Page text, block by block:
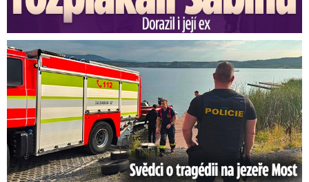
Svědci o tragédii na jezeře Most: Byl to masakr!